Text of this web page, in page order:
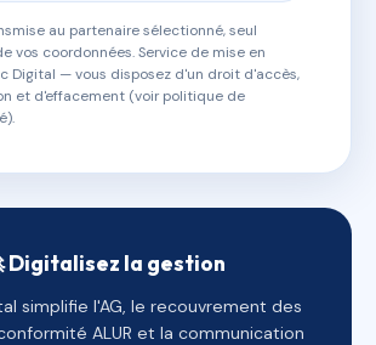
au partenaire sélectionné, seul
vos coordonnées. Service de mise en
Digital — vous disposez d'un droit d'accès,
et d'effacement (voir politique de
Digitalisez la gestion
simplifie l'AG, le recouvrement des
ALUR et la communication